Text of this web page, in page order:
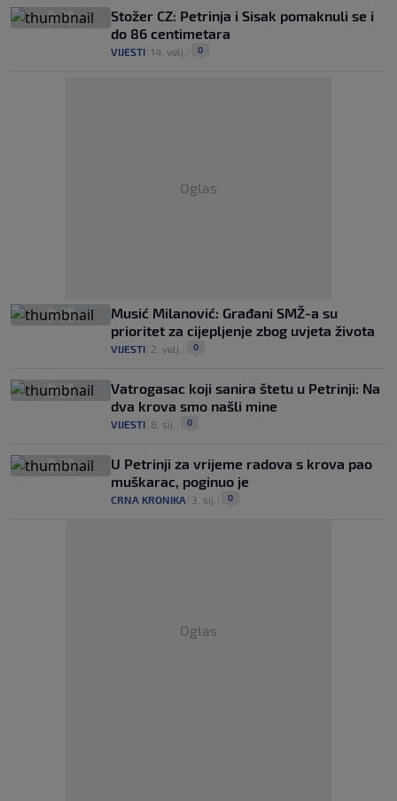
Stožer CZ: Petrinja i Sisak pomaknuli se i
do 86 centimetara
VIJESTI 14. velj. 0
Oglas
Musić Milanović: Građani SMŽ-a su
prioritet za cijepljenje zbog uvjeta života
VIJESTI 2. velj. 0
Vatrogasac koji sanira štetu u Petrinji: Na
dva krova smo našli mine
VIJESTI 8. sij. 0
U Petrinji za vrijeme radova s krova pao
muškarac, poginuo je
CRNA KRONIKA 3. sij. 0
Oglas